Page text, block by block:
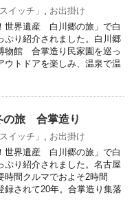
スイッチ」
お出掛け
世界遺産 白川郷の旅」で白
ぷり紹介されました。白川郷
物館 合掌造り民家園を巡っ
ウトドアを楽しみ、温泉で温
旅 合掌造り
スイッチ」
お出掛け
世界遺産 白川郷の旅」で白
ぷり紹介されました。名古屋
時間クルマでおよそ2時間
録されて20年。合掌造り集落